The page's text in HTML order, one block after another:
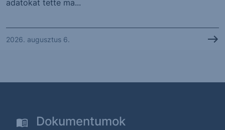
adatokat tette ma...
2026. augusztus 6.
Dokumentumok